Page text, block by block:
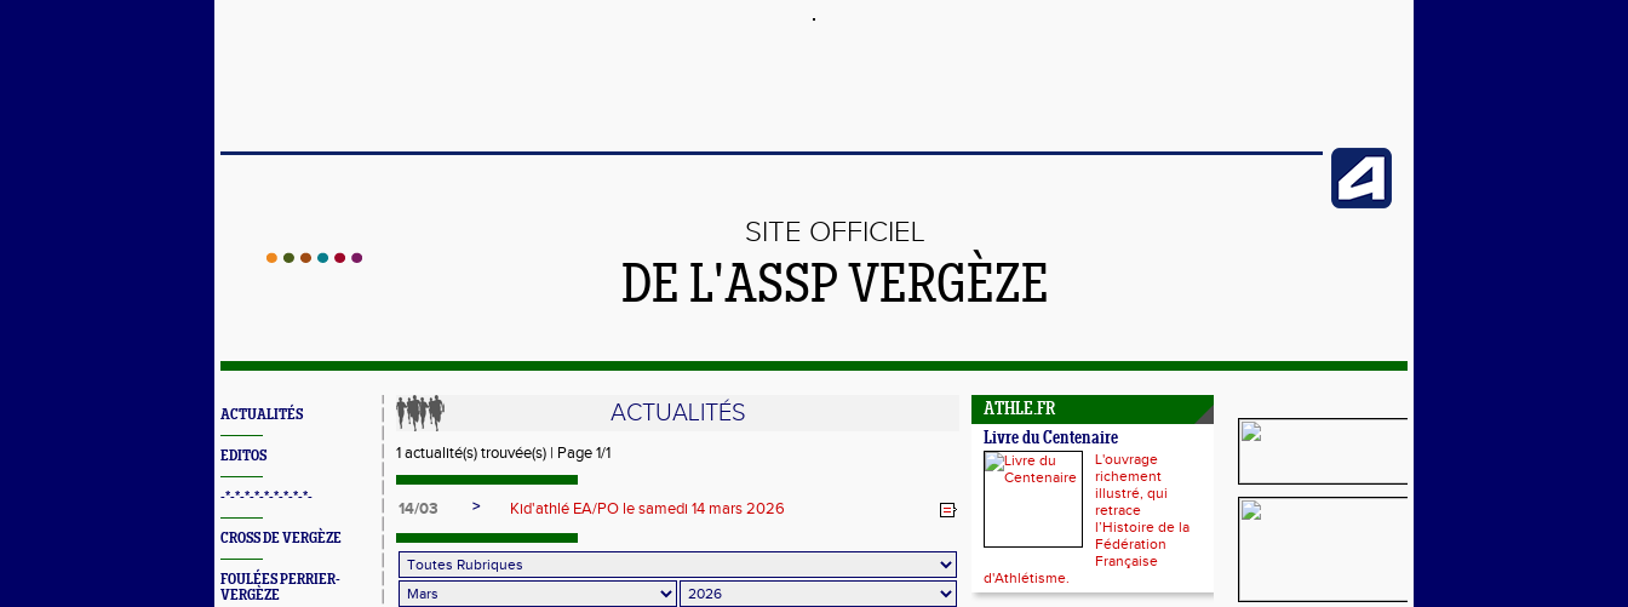
SITE OFFICIEL
DE L'ASSP VERGÈZE
ACTUALITÉS
EDITOS
-*-*-*-*-*-*-*-*-*-
CROSS DE VERGÈZE
FOULÉES PERRIER-
VERGÈZE
ACTUALITÉS
1 actualité(s) trouvée(s) | Page 1/1
14/03 > Kid'athlé EA/PO le samedi 14 mars 2026
ATHLE.FR
Livre du Centenaire
L'ouvrage
richement
illustré, qui
retrace
l’Histoire de la
Fédération
Française
d'Athlétisme.